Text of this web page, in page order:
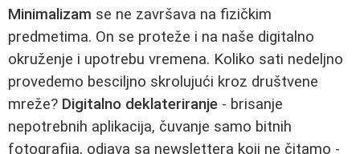
Minimalizam se ne završava na fizičkim
predmetima. On se proteže i na naše digitalno
okruženje i upotrebu vremena. Koliko sati nedeljno
provedemo besciljno skrolujući kroz društvene
mreže? Digitalno deklateriranje - brisanje
nepotrebnih aplikacija, čuvanje samo bitnih
fotografija, odjava sa newslettera koji ne čitamo -